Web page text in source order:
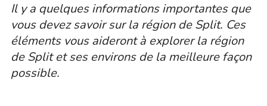
Il y a quelques informations importantes que
vous devez savoir sur la région de Split. Ces
éléments vous aideront à explorer la région
de Split et ses environs de la meilleure façon
possible.